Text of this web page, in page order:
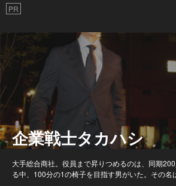
PR
企業戦士タカハシ
大手総合商社。役員まで昇りつめるのは、同期
る中、100分の1の椅子を目指す男がいた。その名